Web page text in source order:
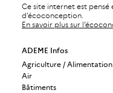
Ce site internet est
d’écoconception.
En savoir plus sur
ADEME Infos
Agriculture / Alimentation
Air
Bâtiments